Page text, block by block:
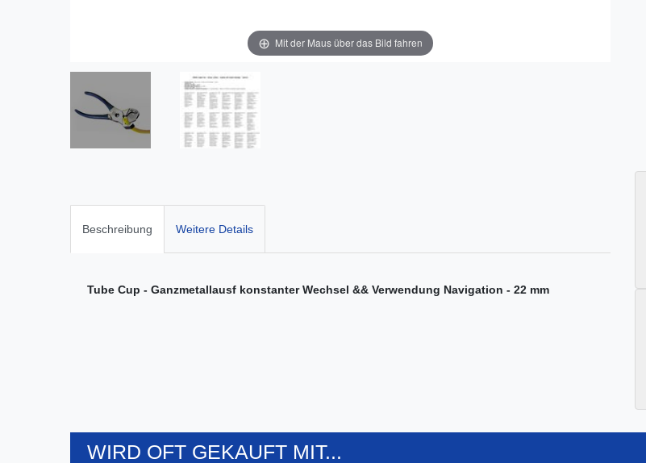
Mit der Maus über das Bild fahren
Beschreibung Weitere Details
Tube Cup - Ganzmetallausf konstanter Wechsel && Verwendung Navigation - 22 mm
WIRD OFT GEKAUFT MIT...